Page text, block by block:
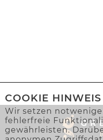
COOKIE HINWEIS
Wir setzen
fehlerfreie
gewährleisten.